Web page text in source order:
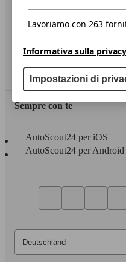
Privacy
Dichiarazione di
Servizi
Area rivenditori
Sempre con te
AutoScout24 per iOS
AutoScout24 per Android
Lavoriamo con 263
Informativa sulla privacy
Impostazioni di